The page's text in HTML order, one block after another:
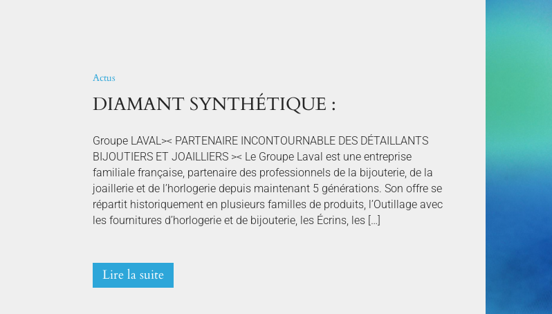
Actus
DIAMANT SYNTHÉTIQUE :
Groupe LAVAL>< PARTENAIRE INCONTOURNABLE DES DÉTAILLANTS
BIJOUTIERS ET JOAILLIERS >< Le Groupe Laval est une entreprise
familiale française, partenaire des professionnels de la bijouterie, de la
joaillerie et de l’horlogerie depuis maintenant 5 générations. Son offre se
répartit historiquement en plusieurs familles de produits, l’Outillage avec
les fournitures d’horlogerie et de bijouterie, les Écrins, les […]
Lire la suite